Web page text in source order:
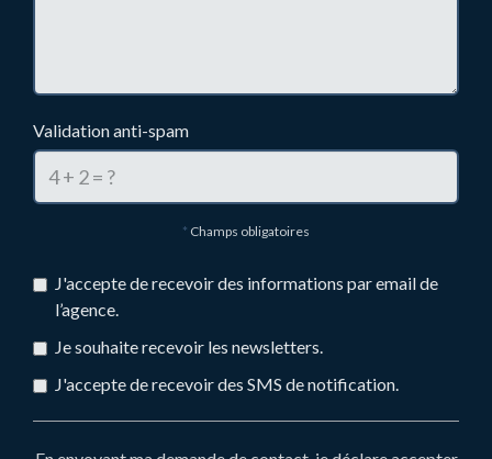
Validation anti-spam
* Champs obligatoires
J'accepte de recevoir des informations par email de
l’agence.
Je souhaite recevoir les newsletters.
J'accepte de recevoir des SMS de notification.